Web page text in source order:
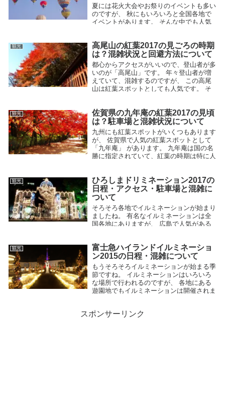
夏には花火大会やお祭りのイベントも多い
のですが、 秋にもいろいろと全国各地で
イベントがあります。 そんな中でも人気
が集まる国際的な競技大会となっ...
2015.08.15
観光
高尾山の紅葉2017の見ごろの時期
は？混雑状況と回避方法について
都心からアクセスがいいので、登山者が多
いのが「高尾山」です。 年々登山者が増
えていて、混雑するのですが、 この高尾
山は紅葉スポットとしても人気です。 そ
2015.10.23
観光
佐賀県の九年庵の紅葉2017の見頃
は？駐車場と混雑状況について
九州にも紅葉スポットがいくつもあります
が、 佐賀県で人気の紅葉スポットとして
「九年庵」 があります。 九年庵は国の名
勝に指定されていて、紅葉の時期は特に人
2015.10.28
観光
ひろしまドリミネーション2017の
日程・アクセス・駐車場と混雑に
ついて
そろそろ各地でイルミネーションが始まり
ましたね。 有名なイルミネーションは全
国各地にありますが、 広島で人気がある
しまドリミネーション」は、20...
2016.12.11
観光
富士急ハイランドイルミネーショ
ン2015の日程・混雑について
もうそろそろイルミネーションが始まる季
節ですね。 イルミネーションはいろいろ
な場所で行われるのですが、 各地にある
遊園地でもイルミネーションは開催されま
スポンサーリンク